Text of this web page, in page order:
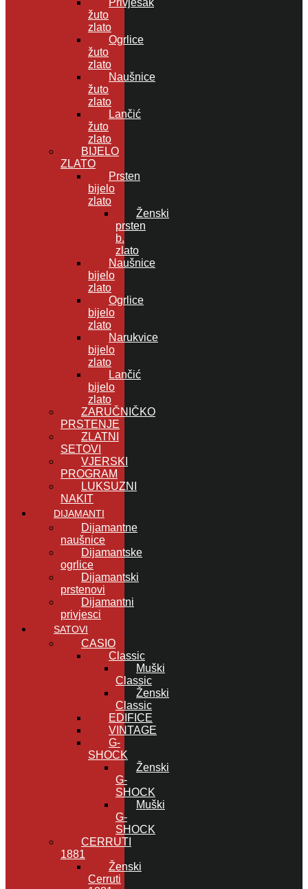
žuto
zlato
Ogrlice
žuto
zlato
Naušnice
žuto
zlato
Lančić
žuto
zlato
BIJELO
ZLATO
Prsten
bijelo
zlato
Ženski
prsten
b.
zlato
Naušnice
bijelo
zlato
Ogrlice
bijelo
zlato
Narukvice
bijelo
zlato
Lančić
bijelo
zlato
ZARUČNIČKO
PRSTENJE
ZLATNI
SETOVI
VJERSKI
PROGRAM
LUKSUZNI
NAKIT
DIJAMANTI
Dijamantne
naušnice
Dijamantske
ogrlice
Dijamantski
prstenovi
Dijamantni
privjesci
SATOVI
CASIO
Classic
Muški
Classic
Ženski
Classic
EDIFICE
VINTAGE
G-
SHOCK
Ženski
G-
SHOCK
Muški
G-
SHOCK
CERRUTI
1881
Ženski
Cerruti